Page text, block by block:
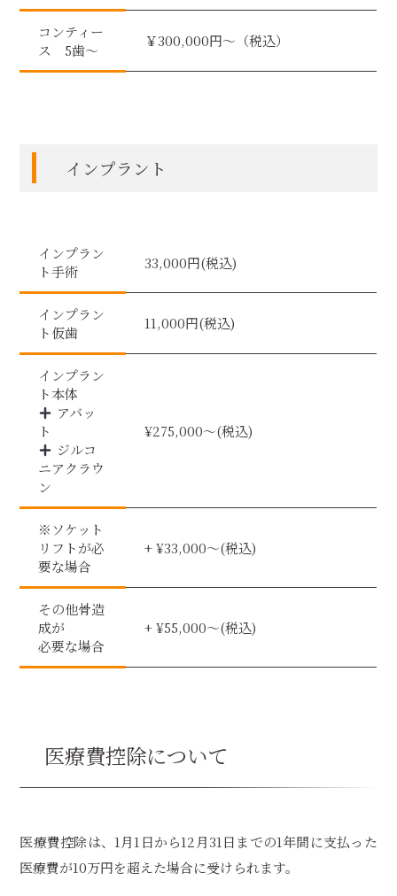
コンティー
ス 5歯〜
￥300,000円～（税込）
インプラント
インプラン
ト手術
33,000円(税込)
インプラン
ト仮歯
11,000円(税込)
インプラン
ト本体
アバッ
ト
ジルコ
ニアクラウ
ン
¥275,000〜(税込)
※ソケット
リフトが必
要な場合
+ ¥33,000〜(税込)
その他骨造
成が
必要な場合
+ ¥55,000〜(税込)
医療費控除について
医療費控除は、1月1日から12月31日までの1年間に支払った
医療費が10万円を超えた場合に受けられます。